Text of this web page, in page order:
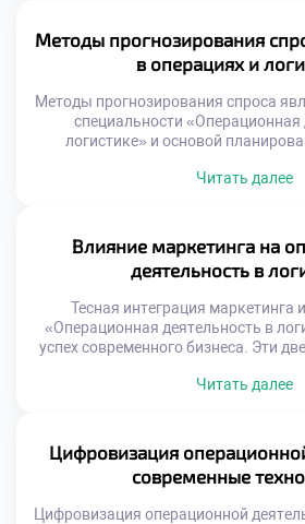
должны осознавать, что
работы. Теоретические знания
принятия
Методы прогнозирования
в операциях и
Методы прогнозирования спроса
специальности «Операционная
логистике» и основой
эффективную цепь поставок. Ошибки
операционные задачи.
синхронизирует закупки,
Баланс между спросом и
Читать далее
Влияние маркетинга на
деятельность в
Тесная интеграция маркетинга
«Операционная деятельность в
успех современного бизнеса. Эти
обещания формируют
Гармония между отделами
конкурентное преимущество на
интересов между продажами и
классической […]
Читать далее
Цифровизация
современные
Цифровизация операционной